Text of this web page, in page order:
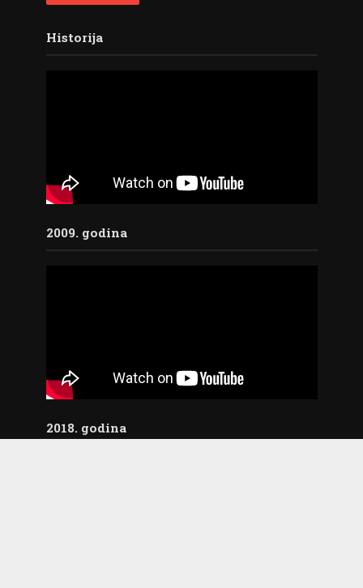
Historija
2009. godina
2018. godina